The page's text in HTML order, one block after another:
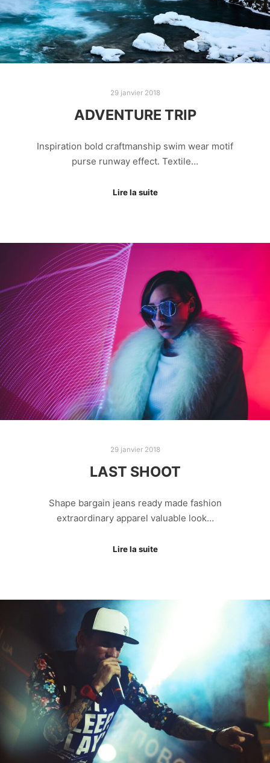
29 janvier 2018
ADVENTURE TRIP
Inspiration bold craftmanship swim wear motif
purse runway effect. Textile…
Lire la suite
29 janvier 2018
LAST SHOOT
Shape bargain jeans ready made fashion
extraordinary apparel valuable look…
Lire la suite